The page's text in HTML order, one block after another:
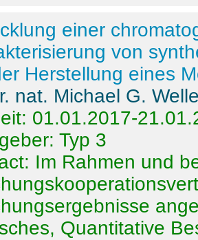
einer
von
Herstellung eines
nat. Michael G.
01.01.2017-
Typ 3
Im Rahmen und
Quantitative